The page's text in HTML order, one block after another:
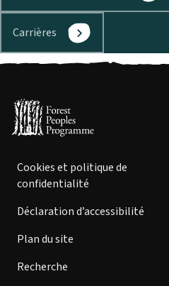
Carrières
Cookies et politique de
confidentialité
Déclaration d’accessibilité
Plan du site
Recherche